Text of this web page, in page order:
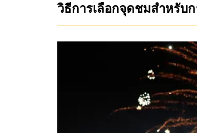
วิธีการเลือกจุดชมสำหรับ